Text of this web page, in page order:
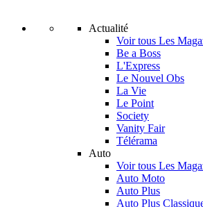
Actualité
Voir tous Les
Be a Boss
L'Express
Le Nouvel Obs
La Vie
Le Point
Society
Vanity Fair
Télérama
Auto
Voir tous Les
Auto Moto
Auto Plus
Auto Plus